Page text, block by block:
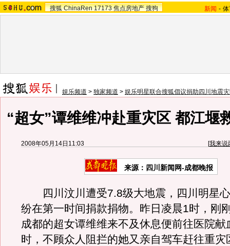
搜狐 ChinaRen 17173 焦点房地产 搜狗 新闻 -
娱乐频道 > 独家频道 > 娱乐明星联合搜狐倡议捐助四川地震
“超女”谭维维冲赴重灾区 都江堰
2008年05月14日11:03 [我来说
来源：四川新闻网-成都晚报
四川汶川遭受7.8级大地震，四川明星
纷在第一时间捐款捐物。昨日凌晨1时，刚
成都的超女谭维维来不及休息便前往医院献
时，不顾众人阻拦的她又亲自驾车赶往重灾